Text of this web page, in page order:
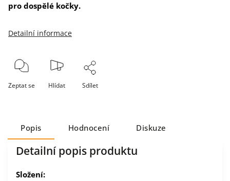
pro dospělé kočky.
Detailní informace
Zeptat se Hlídat Sdílet
Popis Hodnocení Diskuze
Detailní popis produktu
Složení: